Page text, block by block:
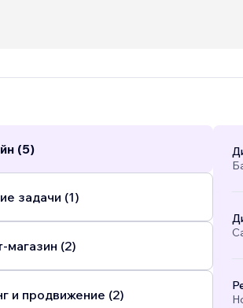
(5)
задачи (1)
магазин (2)
и продвижение (2)